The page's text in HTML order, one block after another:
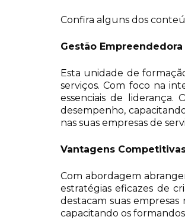
Confira alguns dos
Gestão
Esta unidade de
serviços. Com foco na
essenciais de
desempenho,
nas suas empresas de
Vantagens
Com abordagem
estratégias eficazes de
destacam suas
capacitando os